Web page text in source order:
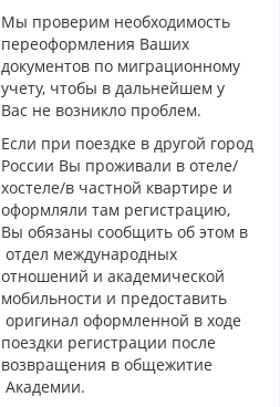
Мы проверим необходимость
переоформления Ваших
документов по миграционному
учету, чтобы в дальнейшем у
Вас не возникло проблем.
Если при поездке в другой город
России Вы проживали в отеле/
хостеле/в частной квартире и
оформляли там регистрацию,
Вы обязаны сообщить об этом в
отдел международных
отношений и академической
мобильности и предоставить
оригинал оформленной в ходе
поездки регистрации после
возвращения в общежитие
Академии.